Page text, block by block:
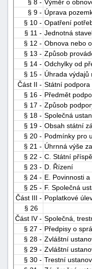
§ 8 - Výměr o
§ 9 - Úprava
§ 10 - Opatření
§ 11 - Jednotná
§ 12 - Obnova nebo
§ 13 - Způsob
§ 14 - Odchylky od
§ 15 - Úhrada výdajů
Část II - Státní podpora
§ 16 - Předmět
§ 17 - Způsob
§ 18 - Společná
§ 19 - Obsah státní
§ 20 - Podmínky pro
§ 21 - Úhrnná výše
§ 22 - C. Státní
§ 23 - D. Řízení
§ 24 - E. Povinnosti
§ 25 - F. Společná
Část III - Poplatkové
§ 26
Část IV - Společná,
§ 27 - Předpisy o
§ 28 - Zvláštní
§ 29 - Zvláštní
§ 30 - Trestní